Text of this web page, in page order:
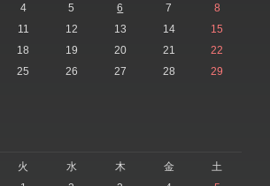
4 5 6 7
8
11 12 13 14
15
18 19 20 21
22
25 26 27 28
29
火 水 木 金
土